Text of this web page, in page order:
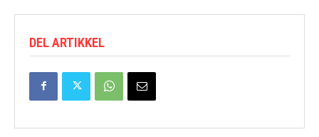
DEL ARTIKKEL